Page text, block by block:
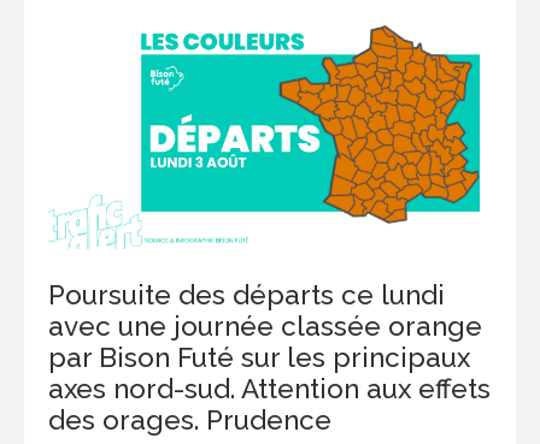
Poursuite des départs ce lundi
avec une journée classée orange
par Bison Futé sur les principaux
axes nord-sud. Attention aux effets
des orages. Prudence